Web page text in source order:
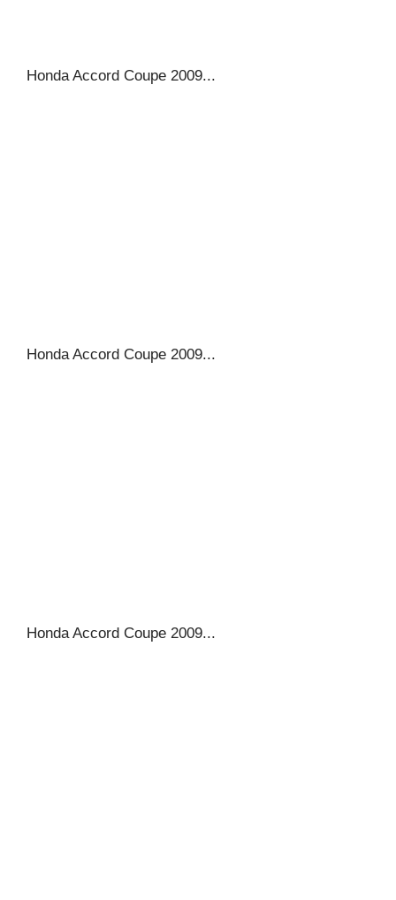
Honda Accord Coupe 2009...
Honda Accord Coupe 2009...
Honda Accord Coupe 2009...